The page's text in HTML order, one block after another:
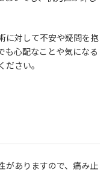
に対して不安や疑問を抱
も心配なことや気になる
さい。
がありますので、痛み止